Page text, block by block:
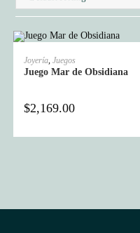
SELECT OPTIONS
Joyería, Juegos
Juego Mar de Obsidiana
$2,169.00